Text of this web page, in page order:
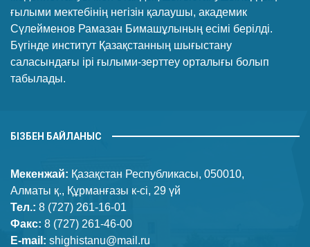
ғылыми мектебінің негізін қалаушы, академик
Сүлейменов Рамазан Бимашұлының есімі берілді.
Бүгінде институт Қазақстанның шығыстану
саласындағы ірі ғылыми-зерттеу орталығы болып
табылады.
БІЗБЕН БАЙЛАНЫС
Мекенжай: Қазақстан Республикасы, 050010,
Алматы қ., Құрманғазы к-сі, 29 үй
Тел.: 8 (727) 261-16-01
Факс: 8 (727) 261-46-00
E-mail: shighistanu@mail.ru